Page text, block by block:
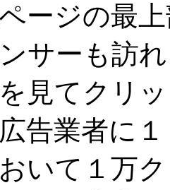
ージの最
サーも訪
見てクリ
告業者に
いて１万